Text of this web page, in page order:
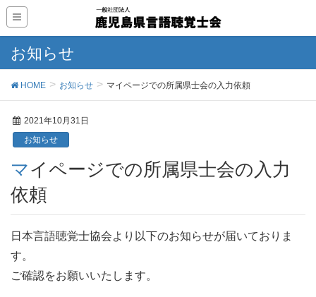
お知らせ
HOME お知らせ マイページでの所属県士会の入力依頼
2021年10月31日
お知らせ
マイページでの所属県士会の入力
依頼
日本言語聴覚士協会より以下のお知らせが届いておりま
す。
ご確認をお願いいたします。